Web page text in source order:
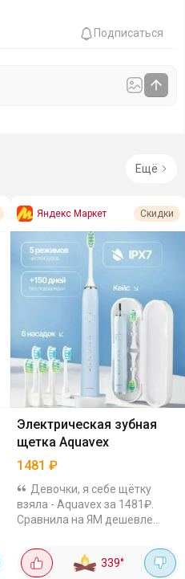
Подписаться
Ещё
Яндекс Маркет Скидки
Электрическая зубная
щетка Aquavex
1481 ₽
Девочки, я себе щётку
взяла - Aquavex за 1481₽.
Сравнила на ЯМ дешевле
ультразвуком, и у неё целых 5!
режимов - можно и нежные, и
339°